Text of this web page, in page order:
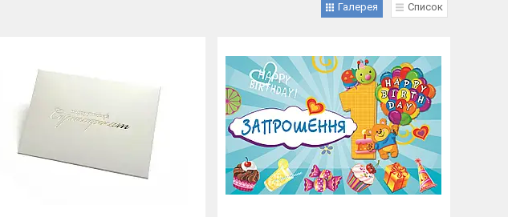
Галерея Список